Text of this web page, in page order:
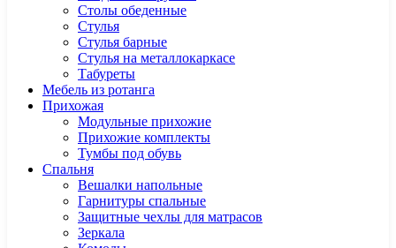
Столы обеденные
Стулья
Стулья барные
Стулья на металлокаркасе
Табуреты
Мебель из ротанга
Прихожая
Модульные прихожие
Прихожие комплекты
Тумбы под обувь
Спальня
Вешалки напольные
Гарнитуры спальные
Защитные чехлы для матрасов
Зеркала